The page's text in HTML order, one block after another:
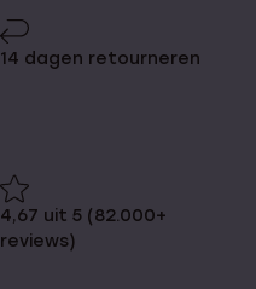
14 dagen retourneren
4,67 uit 5 (82.000+
reviews)